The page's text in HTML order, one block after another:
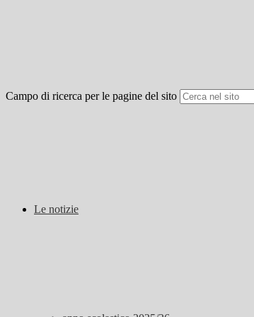
Campo di ricerca per le pagine del sito
Le notizie